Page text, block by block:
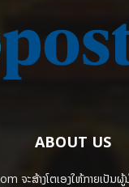
ABOUT US
ຈະສ້າງໂຕເອງໃຫ້ກາຍເປັນ